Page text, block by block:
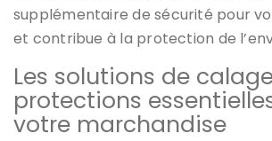
supplémentaire de sécurité pour
et contribue à la protection de
Les solutions de
protections
votre marchandise